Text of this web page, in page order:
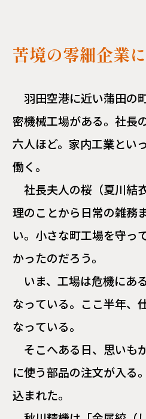
苦境の零細企業
羽田空港に近い蒲田の
密機械工場がある。社長
六人ほど。家内工業とい
働く。
社長夫人の桜（夏川結
理のことから日常の雑務
い。小さな町工場を守っ
かったのだろう。
いま、工場は危機にあ
なっている。ここ半年、
なっている。
そこへある日、思いも
に使う部品の注文が入る
込まれた。